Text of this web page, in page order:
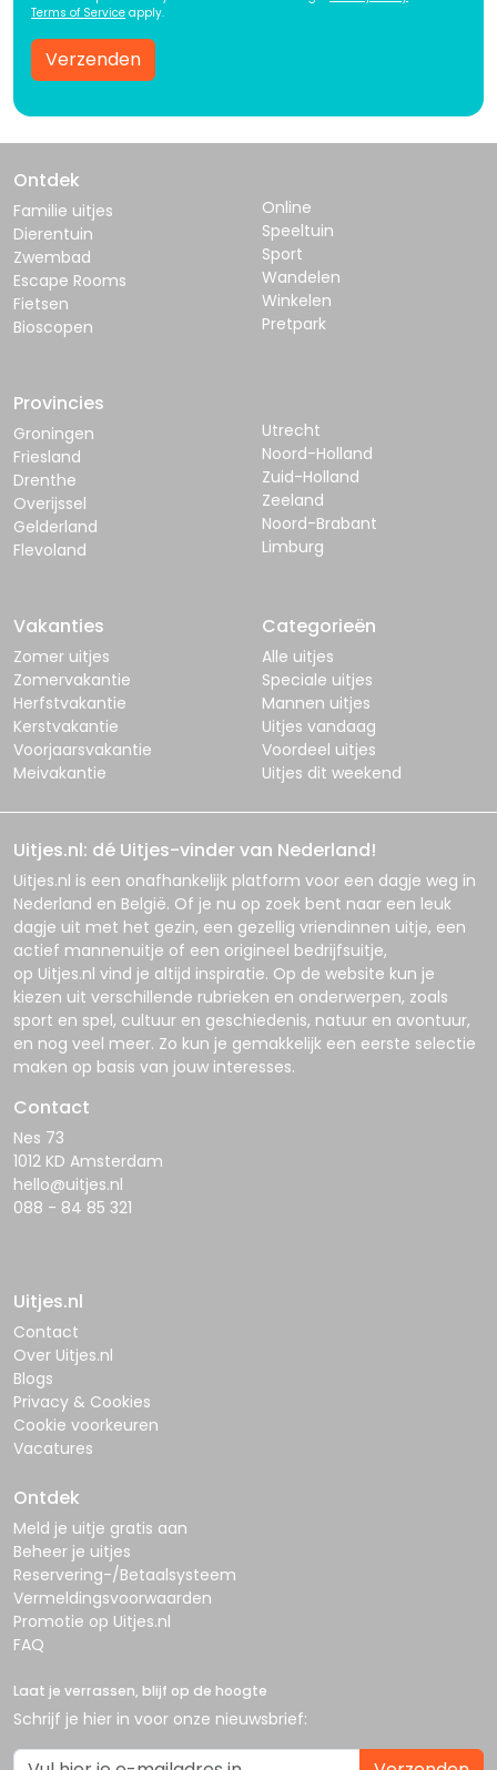
Terms of Service apply.
Verzenden
Ontdek
Familie uitjes
Dierentuin
Zwembad
Escape Rooms
Fietsen
Bioscopen
Online
Speeltuin
Sport
Wandelen
Winkelen
Pretpark
Provincies
Groningen
Friesland
Drenthe
Overijssel
Gelderland
Flevoland
Utrecht
Noord-Holland
Zuid-Holland
Zeeland
Noord-Brabant
Limburg
Vakanties
Zomer uitjes
Zomervakantie
Herfstvakantie
Kerstvakantie
Voorjaarsvakantie
Meivakantie
Categorieën
Alle uitjes
Speciale uitjes
Mannen uitjes
Uitjes vandaag
Voordeel uitjes
Uitjes dit weekend
Uitjes.nl: dé Uitjes-vinder van Nederland!
Uitjes.nl is een onafhankelijk platform voor een dagje weg in
Nederland en België. Of je nu op zoek bent naar een leuk
dagje uit met het gezin, een gezellig vriendinnen uitje, een
actief mannenuitje of een origineel bedrijfsuitje,
op Uitjes.nl vind je altijd inspiratie. Op de website kun je
kiezen uit verschillende rubrieken en onderwerpen, zoals
sport en spel, cultuur en geschiedenis, natuur en avontuur,
en nog veel meer. Zo kun je gemakkelijk een eerste selectie
maken op basis van jouw interesses.
Contact
Nes 73
1012 KD Amsterdam
hello@uitjes.nl
088 - 84 85 321
Uitjes.nl
Contact
Over Uitjes.nl
Blogs
Privacy & Cookies
Cookie voorkeuren
Vacatures
Ontdek
Meld je uitje gratis aan
Beheer je uitjes
Reservering-/Betaalsysteem
Vermeldingsvoorwaarden
Promotie op Uitjes.nl
FAQ
Laat je verrassen, blijf op de hoogte
Schrijf je hier in voor onze nieuwsbrief: